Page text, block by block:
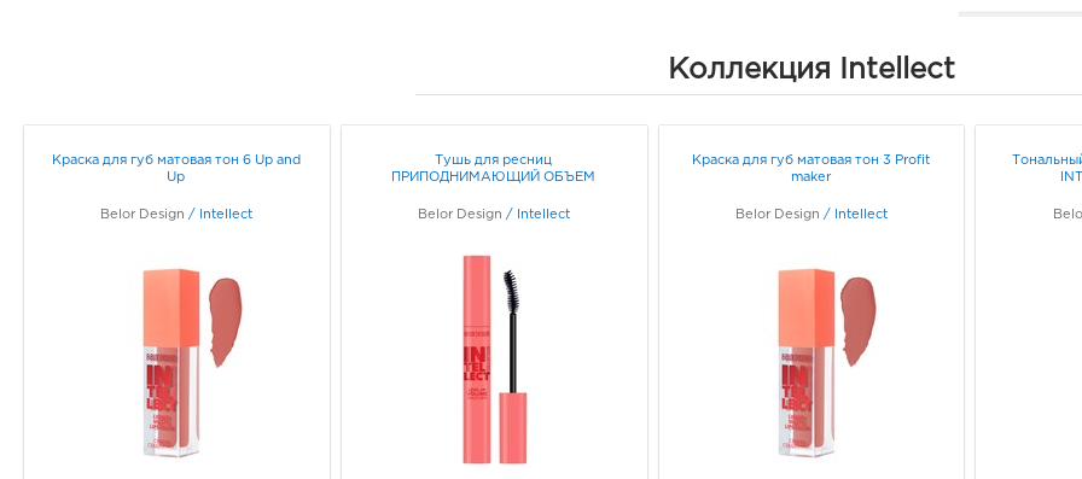
Коллекция Intellect
Краска для губ матовая тон 6 Up and
Up
Belor Design / Intellect
Тушь для ресниц
ПРИПОДНИМАЮЩИЙ ОБЪЕМ
Belor Design / Intellect
Краска для губ матовая тон 3 Profit
maker
Belor Design / Intellect